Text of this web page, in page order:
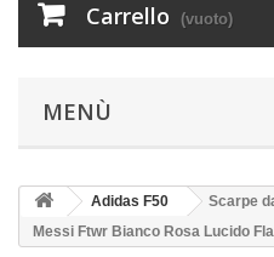
Carrello (vuoto)
MENÙ
Adidas F50
Scarpe
Messi Ftwr Bianco Rosa Lucido